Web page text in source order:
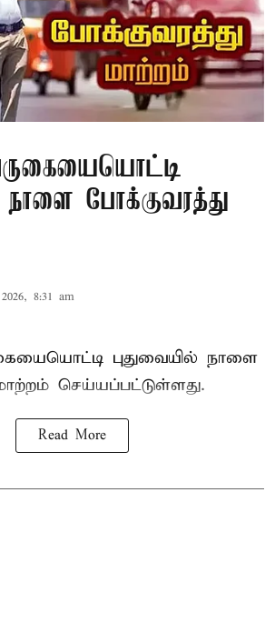
நாளை போக்குவரத்து
8:31 am
புதுவையில் நாளை
செய்யப்பட்டுள்ளது.
Read More